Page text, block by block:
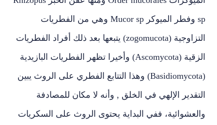
sp وفطر الميوكر Mucor sp وهي من الفطريات
التزاوجية (zogomucota) يتبعها بعد ذلك أفراد الفطريات
الزقية (Ascomycota) وأخيرا تظهر الفطريات البازيدية
(Basidiomycota) وهذا التتابع الفطري على الروث يبين
التقدير الإلهي في الخلق , وأنه لا مكان للمصادفة
والعشوائية، ففي البداية يحتوى الروث على السكريات